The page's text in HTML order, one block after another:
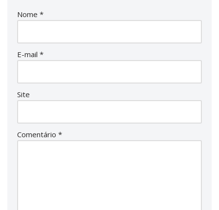
Nome *
E-mail *
Site
Comentário *